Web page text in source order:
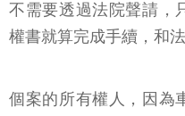
不需要透過法院聲請，
權書就算完成手續，和
個案的所有權人，因為